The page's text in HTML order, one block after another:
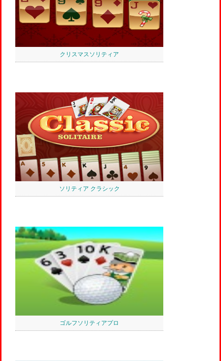
クリスマスソリティア
ソリティア クラシック
ゴルフソリティアプロ